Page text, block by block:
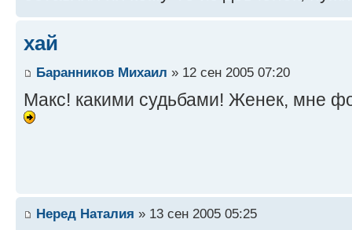
хай
Баранников Михаил » 12 сен 2005 07:20
Макс! какими судьбами! Женек, мне
Неред Наталия » 13 сен 2005 05:25